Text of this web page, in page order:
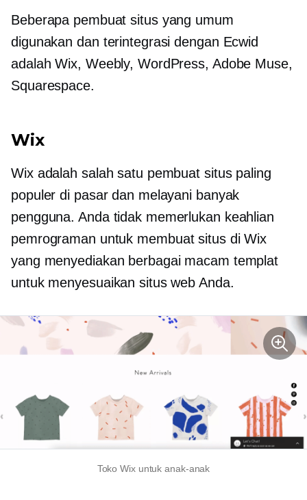
Beberapa pembuat situs yang umum
digunakan dan terintegrasi dengan Ecwid
adalah Wix, Weebly, WordPress, Adobe Muse,
Squarespace.
Wix
Wix adalah salah satu pembuat situs paling
populer di pasar dan melayani banyak
pengguna. Anda tidak memerlukan keahlian
pemrograman untuk membuat situs di Wix
yang menyediakan berbagai macam templat
untuk menyesuaikan situs web Anda.
Toko Wix untuk anak-anak